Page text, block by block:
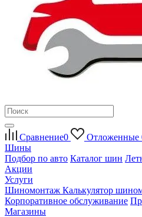
Сравнение0 Отложенные
Шины
Подбор по авто Каталог шин
Акции
Услуги
Шиномонтаж Калькулятор
Корпоративное обслуживание
Магазины